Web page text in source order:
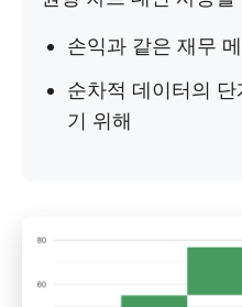
손익과 같은 재무
순차적 데이터의
기 위해